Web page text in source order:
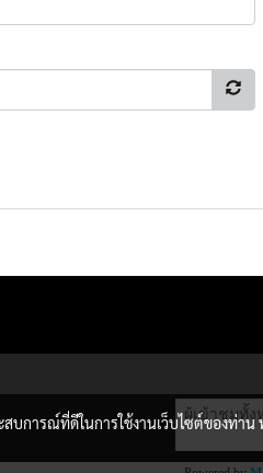
ผู้เข้าชมวั
Powered by
บการณ์ที่ดีในการใช้งานเว็บไซต์ของท่าน